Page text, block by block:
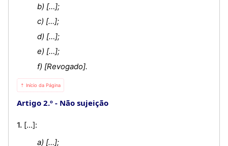
b) […];
c) […];
d) […];
e) […];
f) [Revogado].
⇡ Início da Página
Artigo 2.º Não sujeição
1. […]:
a) […];